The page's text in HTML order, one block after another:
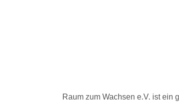
Raum zum Wachsen e.V. ist ein